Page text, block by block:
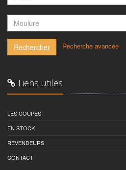
Rechercher Recherche avancée
Liens utiles
LES COUPES
EN STOCK
REVENDEURS
CONTACT